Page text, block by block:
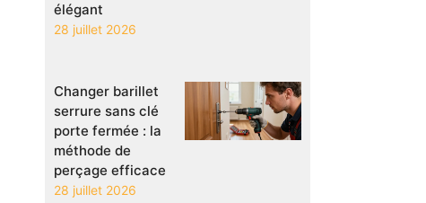
élégant
28 juillet 2026
Changer barillet
serrure sans clé
porte fermée : la
méthode de
perçage efficace
28 juillet 2026